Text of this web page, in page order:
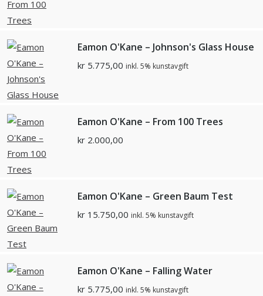
Eamon O'Kane – Johnson's Glass House
kr 5.775,00 inkl. 5% kunstavgift
Eamon O'Kane – From 100 Trees
kr 2.000,00
Eamon O'Kane – Green Baum Test
kr 15.750,00 inkl. 5% kunstavgift
Eamon O'Kane – Falling Water
kr 5.775,00 inkl. 5% kunstavgift